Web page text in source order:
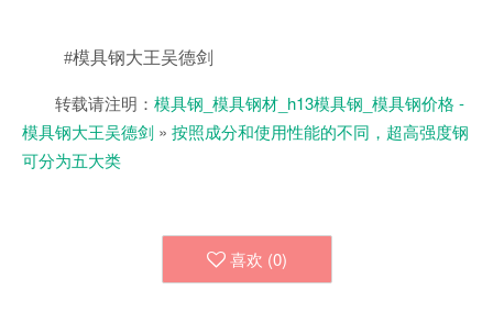
#模具钢大王吴德剑
转载请注明： 模具钢_模具钢材_h13模具钢_模具钢价格 -
模具钢大王吴德剑 » 按照成分和使用性能的不同，超高强度钢
可分为五大类
喜欢 (0)